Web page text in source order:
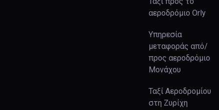
αεροδρόμιο Orly
Υπηρεσία
μεταφοράς από/
προς αεροδρόμιο
Μονάχου
Ταξί Αεροδρομίου
στη Ζυρίχη